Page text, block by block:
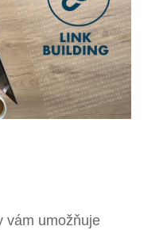
vám umožňuje